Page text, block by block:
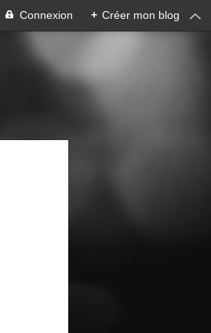
Connexion + Créer mon blog